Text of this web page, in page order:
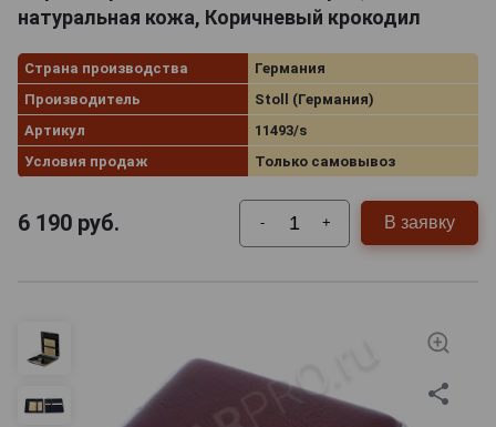
натуральная кожа, Коричневый крокодил
Страна производства
Германия
Производитель
Stoll (Германия)
Артикул
11493/s
Условия продаж
Только самовывоз
6 190 руб. - + В заявку